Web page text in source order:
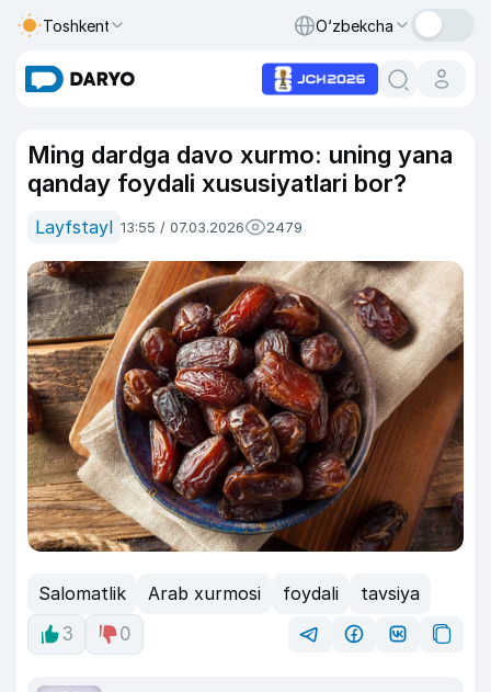
Toshkent O‘zbekcha
Ming dardga davo xurmo: uning yana
qanday foydali xususiyatlari bor?
Layfstayl 13:55 / 07.03.2026 2479
Salomatlik Arab xurmosi foydali
tavsiya
3
0